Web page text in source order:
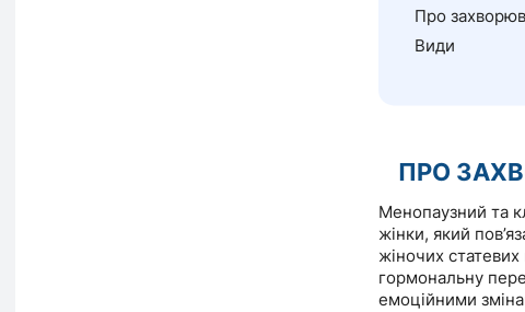
Про
Види
ПРО
Менопаузний та
жінки, який
жіночих
гормональну
емоційними